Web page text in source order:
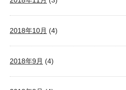
2018年10月 (4)
2018年9月 (4)